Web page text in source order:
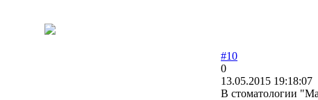
#10
0
13.05.2015 19:18:07
В стоматологии